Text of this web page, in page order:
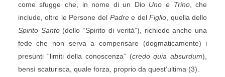
come sfugge che, in nome di un Dio Uno e Trino, che
include, oltre le Persone del Padree delFiglio , quella dello
Spirito Santo(dello “Spirito di verità”), richiede anche una
fede che non serva a compensare (dogmaticamente) i
presunti “limiti della conoscenza” (credo quia absurdum),
bensì scaturisca, quale forza, proprio da quest’ultima (3).